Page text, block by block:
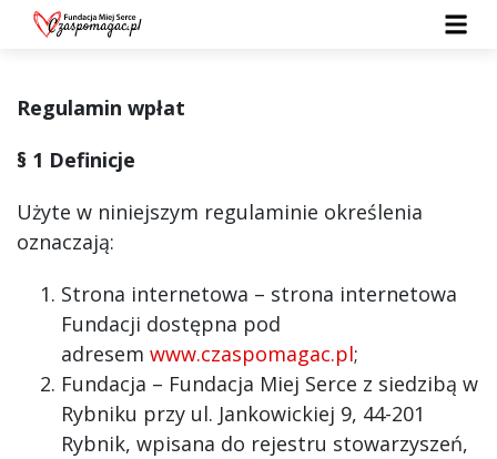
Regulamin wpłat
§ 1 Definicje
Użyte w niniejszym regulaminie określenia
oznaczają:
Strona internetowa – strona internetowa
Fundacji dostępna pod
adresem www.czaspomagac.pl;
Fundacja – Fundacja Miej Serce z siedzibą w
Rybniku przy ul. Jankowickiej 9, 44-201
Rybnik, wpisana do rejestru stowarzyszeń,